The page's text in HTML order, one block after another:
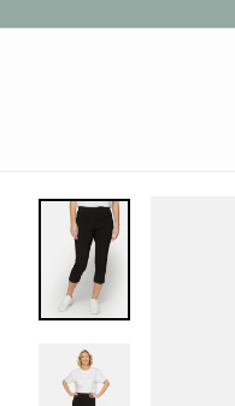
til